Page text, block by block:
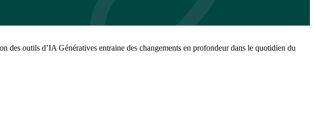
outils d’IA Génératives entraine des changements en profondeur dans le quotidien du